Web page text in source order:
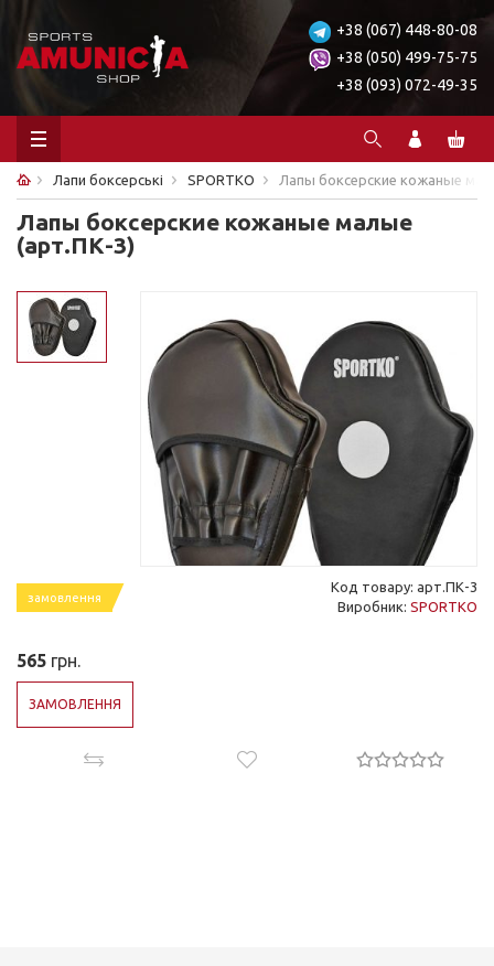
+38 (067) 448-80-08
+38 (050) 499-75-75
+38 (093) 072-49-35
Лапи боксерські SPORTKO Лапы боксерские кожаные
Лапы боксерские кожаные малые
(арт.ПК-3)
замовлення
Код товару: арт.ПК-3
Виробник: SPORTKO
565 грн.
ЗАМОВЛЕННЯ